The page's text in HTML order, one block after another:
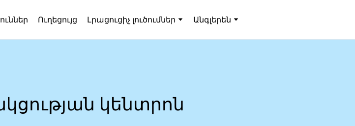
Ուղեցույց Լրացուցիչ լուծումներ Անգլերեն
կենտրոն